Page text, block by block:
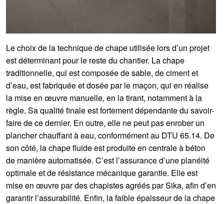
Le choix de la technique de chape utilisée lors d’un projet
est déterminant pour le reste du chantier. La chape
traditionnelle, qui est composée de sable, de ciment et
d’eau, est fabriquée et dosée par le maçon, qui en réalise
la mise en œuvre manuelle, en la tirant, notamment à la
règle. Sa qualité finale est fortement dépendante du savoir-
faire de ce dernier. En outre, elle ne peut pas enrober un
plancher chauffant à eau, conformément au DTU 65.14. De
son côté, la chape fluide est produite en centrale à béton
de manière automatisée. C’est l’assurance d’une planéité
optimale et de résistance mécanique garantie. Elle est
mise en œuvre par des chapistes agréés par Sika, afin d’en
garantir l’assurabilité. Enfin, la faible épaisseur de la chape